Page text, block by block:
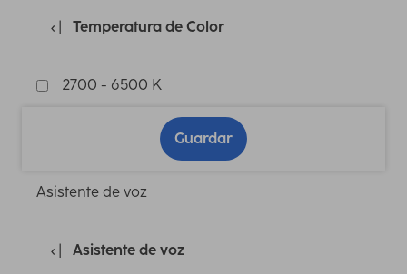
Temperatura de Color
2700 - 6500 K
Guardar
Asistente de voz
Asistente de voz